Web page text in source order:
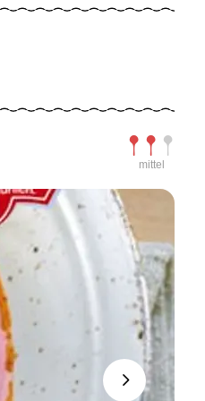
Schwierigkeit
mittel
Next